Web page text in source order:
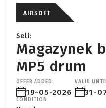
AIRSOFT
Sell:
Magazynek
MP5 drum
OFFER ADDED:
19-05-2026
VALID
31-
CONDITION